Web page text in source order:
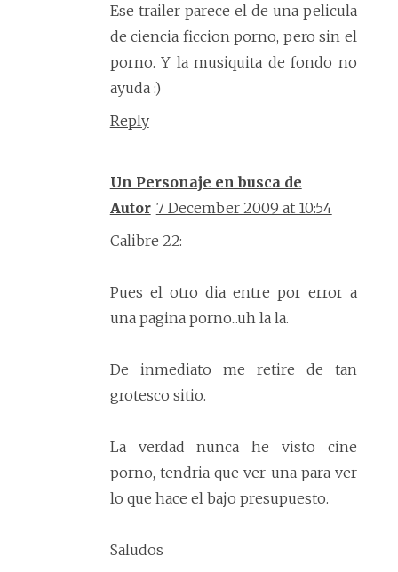
Ese trailer parece el de una pelicula
de ciencia ficcion porno, pero sin el
porno. Y la musiquita de fondo no
ayuda :)
Reply
Un Personaje en busca de
Autor 7 December 2009 at 10:54
Calibre 22:
Pues el otro dia entre por error a
una pagina porno...uh la la.
De inmediato me retire de tan
grotesco sitio.
La verdad nunca he visto cine
porno, tendria que ver una para ver
lo que hace el bajo presupuesto.
Saludos